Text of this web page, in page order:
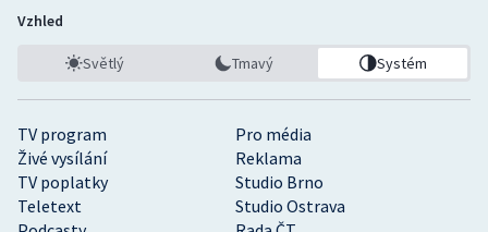
TV program
Pro média
Živé vysílání
Reklama
TV poplatky
Studio Brno
Teletext
Studio Ostrava
Vzhled
Světlý Tmavý Systém